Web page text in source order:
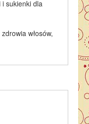
i sukienki dla
włosów,